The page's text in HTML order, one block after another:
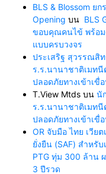
BLS & Blossom ย
Opening บน BLS
ขอบคุณคนไข้ พร้อม
แบบครบวงจร
ประเสริฐ สุวรรณสิ
ร.ร.นานาชาติเมทนี
ปลอดภัยทางเข้าเขื่
T.View Mtds บน นั
ร.ร.นานาชาติเมทนี
ปลอดภัยทางเข้าเขื่
OR จับมือ ไทย เวีย
ยั่งยืน (SAF) สำหรั
PTG ทุ่ม 300 ล้าน
3 ปีรวด